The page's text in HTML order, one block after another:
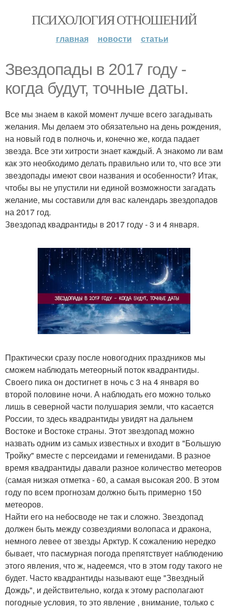
ПСИХОЛОГИЯ ОТНОШЕНИЙ
главная новости статьи
Звездопады в 2017 году -
когда будут, точные даты.
Все мы знаем в какой момент лучше всего загадывать
желания. Мы делаем это обязательно на день рождения,
на новый год в полночь и, конечно же, когда падает
звезда. Все эти хитрости знает каждый. А знакомо ли вам
как это необходимо делать правильно или то, что все эти
звездопады имеют свои названия и особенности? Итак,
чтобы вы не упустили ни единой возможности загадать
желание, мы составили для вас календарь звездопадов
на 2017 год.
Звездопад квадрантиды в 2017 году - 3 и 4 января.
Практически сразу после новогодних праздников мы
сможем наблюдать метеорный поток квадрантиды.
Своего пика он достигнет в ночь с 3 на 4 января во
второй половине ночи. А наблюдать его можно только
лишь в северной части полушария земли, что касается
России, то здесь квадрантиды увидят на дальнем
Востоке и Востоке страны. Этот звездопад можно
назвать одним из самых известных и входит в "Большую
Тройку" вместе с персеидами и геменидами. В разное
время квадрантиды давали разное количество метеоров
(самая низкая отметка - 60, а самая высокая 200. В этом
году по всем прогнозам должно быть примерно 150
метеоров.
Найти его на небосводе не так и сложно. Звездопад
должен быть между созвездиями волопаса и дракона,
немного левее от звезды Арктур. К сожалению нередко
бывает, что пасмурная погода препятствует наблюдению
этого явления, что ж, надеемся, что в этом году такого не
будет. Часто квадрантиды называют еще "Звездный
Дождь", и действительно, когда к этому располагают
погодные условия, то это явление , внимание, только с